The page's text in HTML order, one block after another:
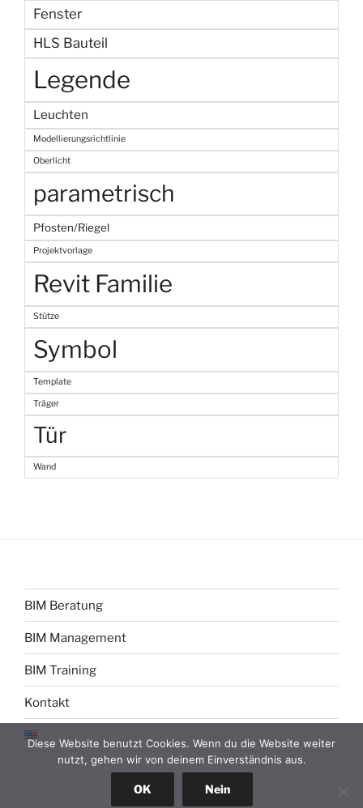
Fenster
HLS Bauteil
Legende
Leuchten
Modellierungsrichtlinie
Oberlicht
parametrisch
Pfosten/Riegel
Projektvorlage
Revit Familie
Stütze
Symbol
Template
Träger
Tür
Wand
BIM Beratung
BIM Management
BIM Training
Kontakt
Diese Website benutzt Cookies. Wenn du die Website weiter
nutzt, gehen wir von deinem Einverständnis aus.
OK Nein